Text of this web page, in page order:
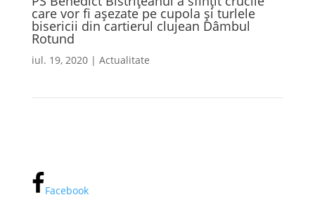
care vor fi așezate pe cupola și turlele
bisericii din cartierul clujean Dâmbul
Rotund
iul. 19, 2020| Actualitate
Facebook